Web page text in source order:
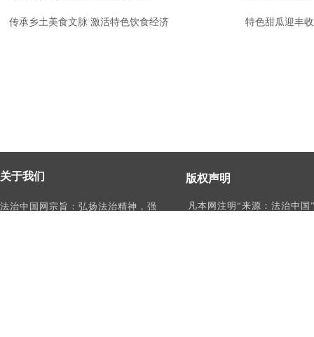
传承乡土美食文脉 激活特色饮食经济 特色甜瓜迎丰
版权声明
凡本网注明“来源：法治中国
关于我们
法治中国网宗旨：弘扬法治精神，强